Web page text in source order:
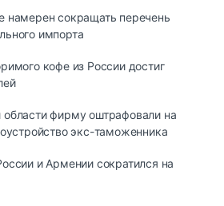
намерен сокращать перечень
импорта
кофе из России достиг
фирму оштрафовали на
экс-таможенника
и Армении сократился на